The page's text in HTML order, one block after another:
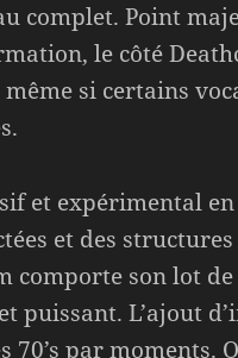
complet. Point
le côté
si certains
et expérimental
et des
comporte son lot
puissant. L’ajout
70’s par moments.